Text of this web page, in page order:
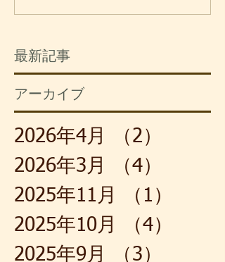
実験装置とか、リニアモータ
ーカーの浮上装置のような物
です。これは最先端の部署で
学ぶようにと、担当課長の配
慮によるものです。それで
も、わたし自身は、連日の単
調な作業に飽き飽きしていま
した。
最新記事
アーカイブ
2026年4月 （2）
2026年3月
（4）
2025年11月
（1）
2025年10月
（4）
2025年9月
（3）